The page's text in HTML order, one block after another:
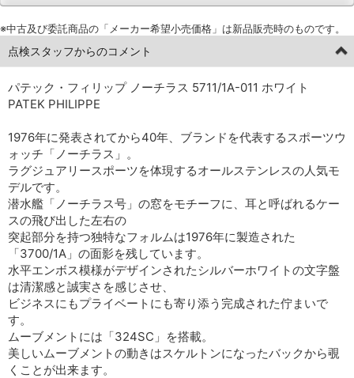
※中古及び委託商品の「メーカー希望小売価格」は新品販売時のものです。
点検スタッフからのコメント
パテック・フィリップ ノーチラス 5711/1A-011 ホワイト
PATEK PHILIPPE
1976年に発表されてから40年、ブランドを代表するスポーツウ
ォッチ「ノーチラス」。
ラグジュアリースポーツを体現するオールステンレスの人気モ
デルです。
潜水艦「ノーチラス号」の窓をモチーフに、耳と呼ばれるケー
スの飛び出した左右の
突起部分を持つ独特なフォルムは1976年に製造された
「3700/1A」の面影を残しています。
水平エンボス模様がデザインされたシルバーホワイトの文字盤
は清潔感と誠実さを感じさせ、
ビジネスにもプライベートにも寄り添う完成された佇まいで
す。
ムーブメントには「324SC」を搭載。
美しいムーブメントの動きはスケルトンになったバックから覗
くことが出来ます。